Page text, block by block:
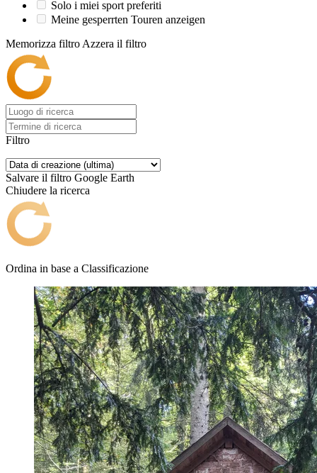
Solo i miei sport preferiti
Meine gesperrten Touren anzeigen
Memorizza filtro Azzera il filtro
Filtro
Salvare il filtro Google Earth
Chiudere la ricerca
Ordina in base a Classificazione